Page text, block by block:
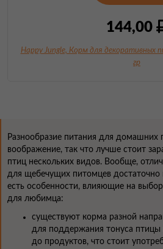
144,00
Happy Jungle, Корм для декоративных
гр
Разнообразие питания для домашних
воображение, так что лучше стоит
птиц нескольких видов. Вообще,
для щебечущих питомцев
есть особенности, влияющие на
для любимца:
существуют корма разной
для поддержания тонуса
до продуктов, что стоит